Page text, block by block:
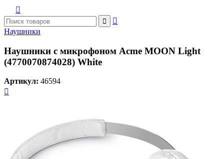



Наушники
Наушники с микрофоном Acme MOON Light
(4770070874028) White
Артикул: 46594
